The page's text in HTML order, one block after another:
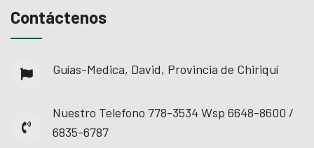
Contáctenos
Guías-Medica, David, Provincia de Chiriquí
Nuestro Telefono 778-3534 Wsp 6648-8600 /
6835-6787